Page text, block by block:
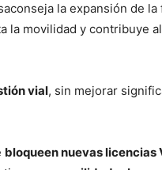
la expansión de la
la movilidad y contribuye al
vial, sin mejorar
bloqueen nuevas licencias